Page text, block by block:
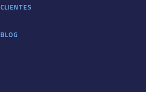
CLIENTES
BLOG